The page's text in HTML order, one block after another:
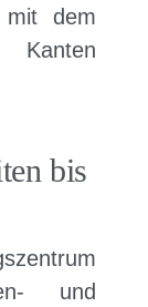
dem
Kanten
bis
und